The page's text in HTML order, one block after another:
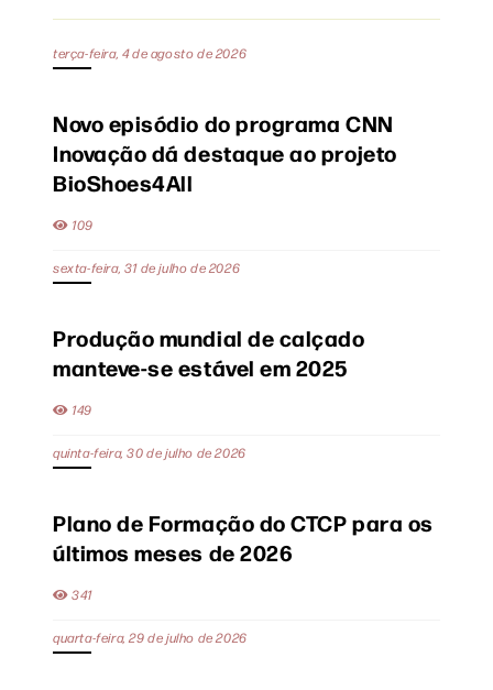
terça-feira, 4 de agosto de 2026
Novo episódio do programa CNN
Inovação dá destaque ao projeto
BioShoes4All
109
sexta-feira, 31 de julho de 2026
Produção mundial de calçado
manteve-se estável em 2025
149
quinta-feira, 30 de julho de 2026
Plano de Formação do CTCP para os
últimos meses de 2026
341
quarta-feira, 29 de julho de 2026